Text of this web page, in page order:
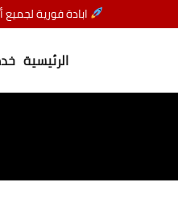
ابادة فورية
الرئيسية